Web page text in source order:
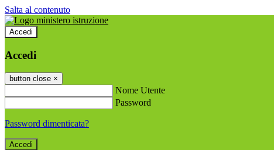
Salta al contenuto
Accedi
Accedi
button close ×
Nome Utente
Password
Password dimenticata?